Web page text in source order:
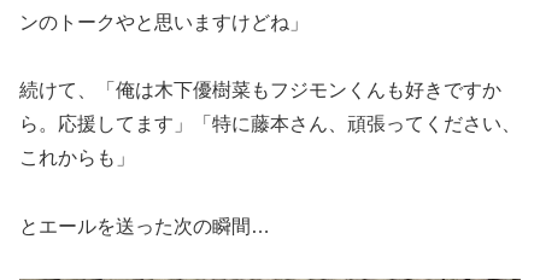
ンのトークやと思いますけどね」
続けて、「俺は木下優樹菜もフジモンくんも好きですか
ら。応援してます」「特に藤本さん、頑張ってください、
これからも」
とエールを送った次の瞬間…